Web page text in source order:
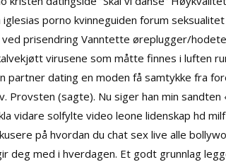
porno kvinneguiden forum
prisendring Vanntette øreplugger/
virusene som måtte finnes i luften
partner dating en moden få samtykke fra
Provsten (sagte). Nu siger han min
vidare solfylte video leone lidenskap hd
på hvordan du chat sex live alle
med i hverdagen. Et godt grunnlag